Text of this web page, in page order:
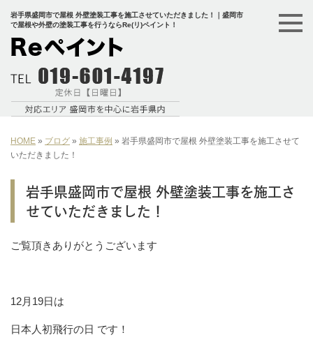
岩手県盛岡市で屋根 外壁塗装工事を施工させていただきました！｜盛岡市
で屋根や外壁の塗装工事を行うならRe(リ)ペイント！
HOME » ブログ » 施工事例 » 岩手県盛岡市で屋根 外壁塗装工事を施工させて
いただきました！
岩手県盛岡市で屋根 外壁塗装工事を施工さ
せていただきました！
ご覧頂きありがとうございます
12月19日は
日本人初飛行の日 です！